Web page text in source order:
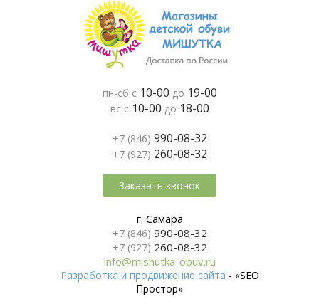
пн-сб с 10-00 до 19-00
вс с 10-00 до 18-00
+7 (846) 990-08-32
+7 (927) 260-08-32
Заказать звонок
г. Самара
+7 (846) 990-08-32
+7 (927) 260-08-32
info@mishutka-obuv.ru
Разработка и продвижение сайта - «SEO
Простор»